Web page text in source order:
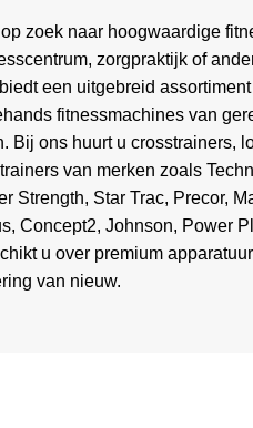
zoek naar hoogwaardige
zorgpraktijk of
een uitgebreid
fitnessmachines van
Bij ons huurt u crosstrainers,
van merken zoals
Strength, Star Trac, Precor,
Concept2, Johnson, Power
u over premium
van nieuw.